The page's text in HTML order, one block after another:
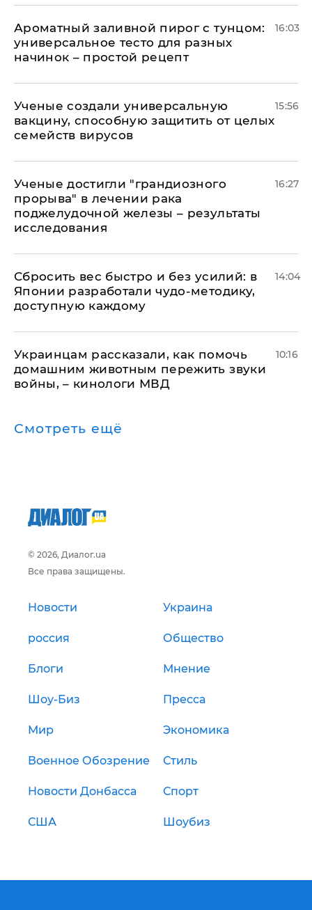
Ароматный заливной пирог с тунцом:
универсальное тесто для разных
начинок – простой рецепт
16:03
Ученые создали универсальную
вакцину, способную защитить от целых
семейств вирусов
15:56
Ученые достигли "грандиозного
прорыва" в лечении рака
поджелудочной железы – результаты
исследования
16:27
Сбросить вес быстро и без усилий: в
Японии разработали чудо-методику,
доступную каждому
14:04
Украинцам рассказали, как помочь
домашним животным пережить звуки
войны, – кинологи МВД
10:16
Смотреть ещё
© 2026, Диалог.ua
Все права защищены.
Новости Украина
россия Общество
Блоги Мнение
Шоу-Биз Пресса
Мир Экономика
Военное Обозрение Стиль
Новости Донбасса Спорт
США Шоубиз